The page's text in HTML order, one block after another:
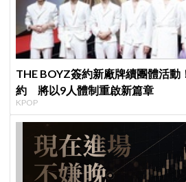
THE BOYZ簽約新廠牌續團體活動
約 將以9人體制重啟新篇章
KPOP